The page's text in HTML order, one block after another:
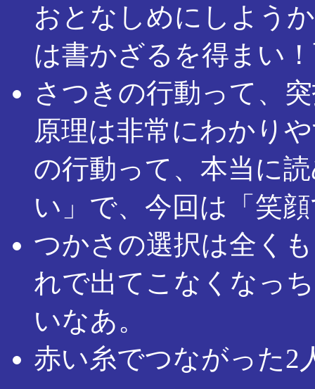
おとなしめにしよう
は書かざるを得まい
さつきの行動って、
原理は非常にわかり
の行動って、本当に
い」で、今回は「笑
つかさの選択は全く
れで出てこなくなっ
いなあ。
赤い糸でつながった